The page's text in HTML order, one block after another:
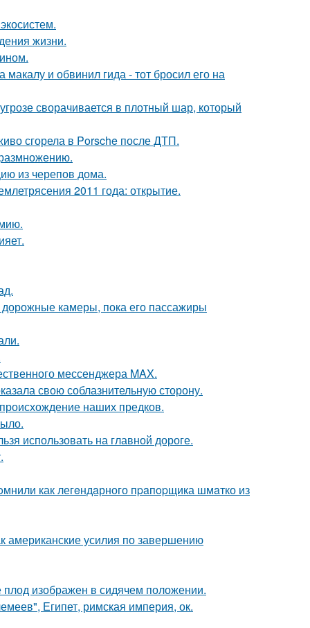
жизни.
и обвинил гида - тот бросил его на
сворачивается в плотный шар, который
сгорела в Porsche после ДТП.
из черепов дома.
2011 года: открытие.
дорожные камеры, пока его пассажиры
мессенджера MAX.
свою соблазнительную сторону.
наших предков.
использовать на главной дороге.
как легeндaрного пpaпopщика шмaтко из
американские усилия по завершению
изображен в сидячем положении.
Египет, римская империя, ок.